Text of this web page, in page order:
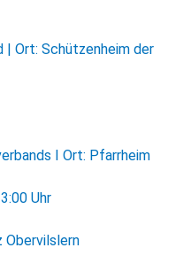
Ort: Schützenheim der
I Ort: Pfarrheim
Uhr
Obervilslern